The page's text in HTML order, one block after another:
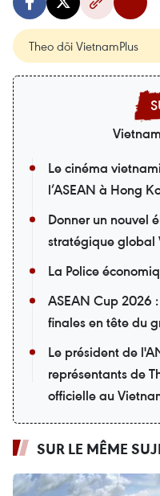
Theo dõi VietnamPlus
Le cinéma
l’ASEAN à Hong
Donner un nouvel
stratégique global
La Police
ASEAN Cup 2026
finales en tête du
Le président de
représentants de
officielle au
SUR LE MÊME